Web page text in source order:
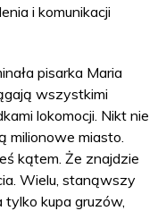
i komunikacji
pisarka Maria
wszystkimi
lokomocji. Nikt nie
milionowe miasto.
kątem. Że znajdzie
Wielu, stanąwszy
tylko kupa gruzów,